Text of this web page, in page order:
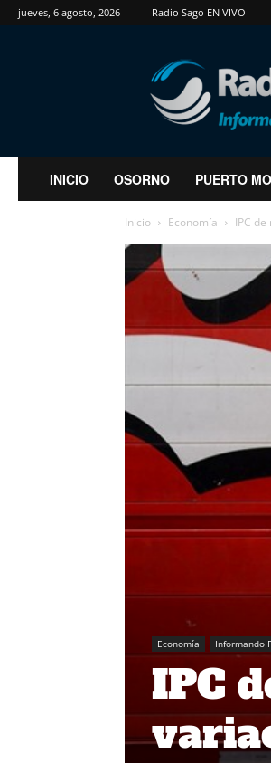
jueves, 6 agosto, 2026 Radio Sago EN VIVO
RadioSago
INICIO OSORNO PUERTO
Inicio Economía IPC
Economía Informando
IPC